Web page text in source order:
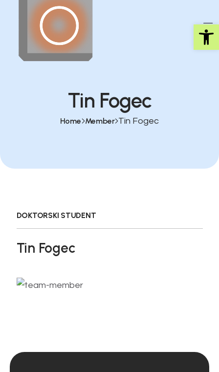
Tin Fogec
Home Member Tin Fogec
DOKTORSKI STUDENT
Tin Fogec